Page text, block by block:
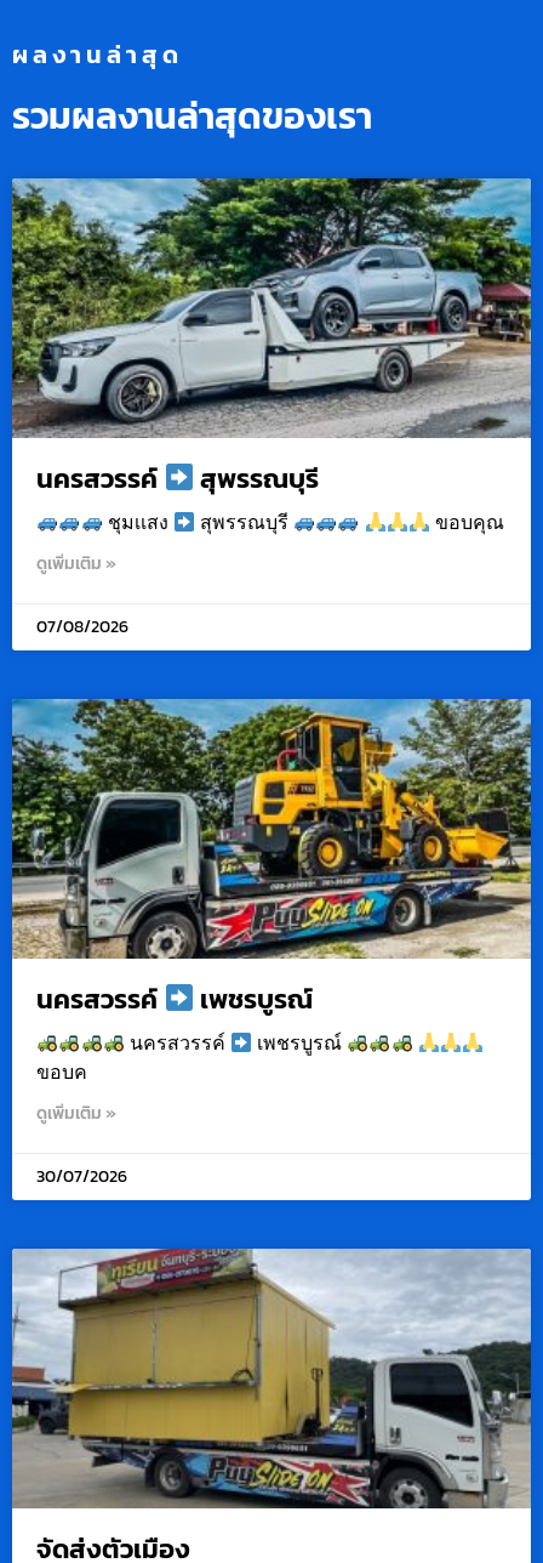
ผลงานล่าสุด
รวมผลงานล่าสุดของเรา
นครสวรรค์ สุพรรณบุรี
ชุมเเสง สุพรรณบุรี ขอบคุณ
ดูเพิ่มเติม »
07/08/2026
นครสวรรค์ เพชรบูรณ์
นครสวรรค์
เพชรบูรณ์
ขอบค
ดูเพิ่มเติม »
30/07/2026
จัดส่งตัวเมือง